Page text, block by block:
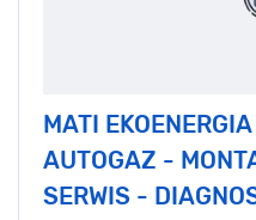
MATI EKOENERGIA
AUTOGAZ -
SERWIS -